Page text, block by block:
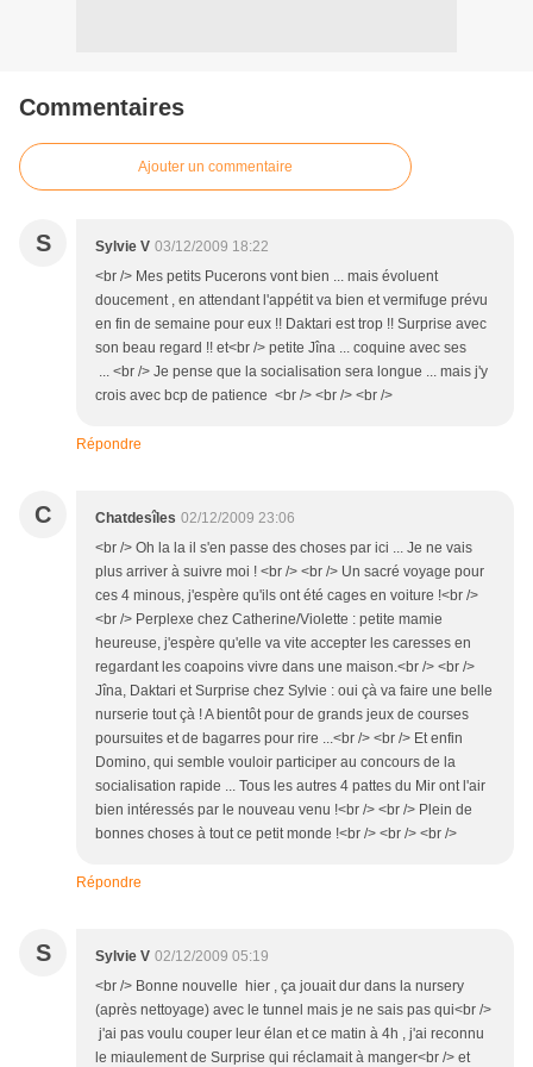
Commentaires
Ajouter un commentaire
S Sylvie V 03/12/2009 18:22
<br /> Mes petits Pucerons vont bien ... mais évoluent
doucement , en attendant l'appétit va bien et vermifuge prévu
en fin de semaine pour eux !! Daktari est trop !! Surprise avec
son beau regard !! et<br /> petite Jîna ... coquine avec ses
... <br /> Je pense que la socialisation sera longue ... mais j'y
crois avec bcp de patience <br /> <br /> <br />
Répondre
C Chatdesîles 02/12/2009 23:06
<br /> Oh la la il s'en passe des choses par ici ... Je ne vais
plus arriver à suivre moi ! <br /> <br /> Un sacré voyage pour
ces 4 minous, j'espère qu'ils ont été cages en voiture !<br />
<br /> Perplexe chez Catherine/Violette : petite mamie
heureuse, j'espère qu'elle va vite accepter les caresses en
regardant les coapoins vivre dans une maison.<br /> <br />
Jîna, Daktari et Surprise chez Sylvie : oui çà va faire une belle
nurserie tout çà ! A bientôt pour de grands jeux de courses
poursuites et de bagarres pour rire ...<br /> <br /> Et enfin
Domino, qui semble vouloir participer au concours de la
socialisation rapide ... Tous les autres 4 pattes du Mir ont l'air
bien intéressés par le nouveau venu !<br /> <br /> Plein de
bonnes choses à tout ce petit monde !<br /> <br /> <br />
Répondre
S Sylvie V 02/12/2009 05:19
<br /> Bonne nouvelle hier , ça jouait dur dans la nursery
(après nettoyage) avec le tunnel mais je ne sais pas qui<br />
j'ai pas voulu couper leur élan et ce matin à 4h , j'ai reconnu
le miaulement de Surprise qui réclamait à manger<br /> et